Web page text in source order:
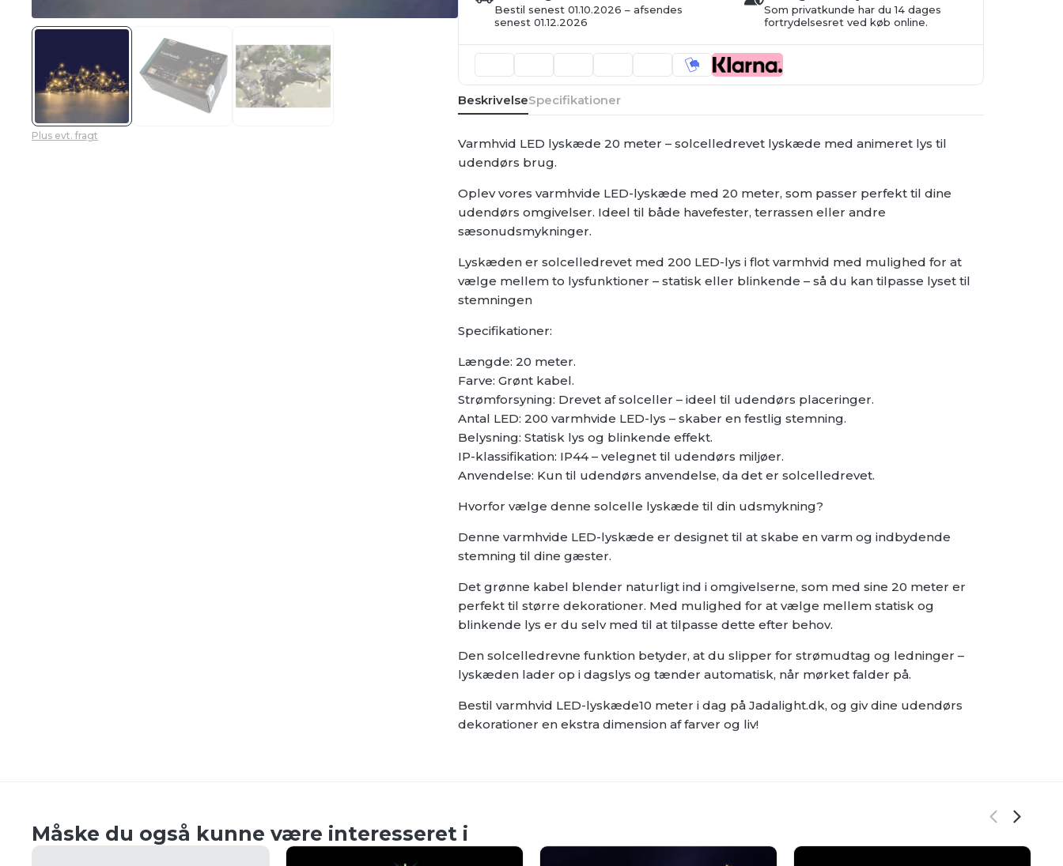
Plus evt. fragt
(statisk
/
20m,
200
antal
Bestil senest 01.10.2026 – afsendes
senest 01.12.2026
Som privatkunde har du 14 dages
fortrydelsesret ved køb online.
BeskrivelseSpecifikationer
Varmhvid LED lyskæde 20 meter – solcelledrevet lyskæde med animeret lys til
udendørs brug.
Oplev vores varmhvide LED-lyskæde med 20 meter, som passer perfekt til dine
udendørs omgivelser. Ideel til både havefester, terrassen eller andre
sæsonudsmykninger.
Lyskæden er solcelledrevet med 200 LED-lys i flot varmhvid med mulighed for at
vælge mellem to lysfunktioner – statisk eller blinkende – så du kan tilpasse lyset til
stemningen
Specifikationer:
Længde: 20 meter.
Farve: Grønt kabel.
Strømforsyning: Drevet af solceller – ideel til udendørs placeringer.
Antal LED: 200 varmhvide LED-lys – skaber en festlig stemning.
Belysning: Statisk lys og blinkende effekt.
IP-klassifikation: IP44 – velegnet til udendørs miljøer.
Anvendelse: Kun til udendørs anvendelse, da det er solcelledrevet.
Hvorfor vælge denne solcelle lyskæde til din udsmykning?
Denne varmhvide LED-lyskæde er designet til at skabe en varm og indbydende
stemning til dine gæster.
Det grønne kabel blender naturligt ind i omgivelserne, som med sine 20 meter er
perfekt til større dekorationer. Med mulighed for at vælge mellem statisk og
blinkende lys er du selv med til at tilpasse dette efter behov.
Den solcelledrevne funktion betyder, at du slipper for strømudtag og ledninger –
lyskæden lader op i dagslys og tænder automatisk, når mørket falder på.
Bestil varmhvid LED-lyskæde10 meter i dag på Jadalight.dk, og giv dine udendørs
dekorationer en ekstra dimension af farver og liv!
Måske du også kunne være interesseret i